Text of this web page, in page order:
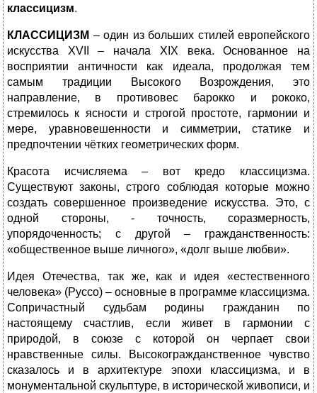
классицизм.
КЛАССИЦИЗМ – один из больших стилей европейского
искусства XVII – начала ХIХ века. Основанное на
восприятии античности как идеала, продолжая тем
самым традиции Высокого Возрождения, это
направление, в противовес барокко и рококо,
стремилось к ясности и строгой простоте, гармонии и
мере, уравновешенности и симметрии, статике и
предпочтении чётких геометрических форм.
Красота исчисляема – вот кредо классицизма.
Существуют законы, строго соблюдая которые можно
создать совершенное произведение искусства. Это, с
одной стороны, - точность, соразмерность,
упорядоченность; с другой – гражданственность:
«общественное выше личного», «долг выше любви».
Идея Отечества, так же, как и идея «естественного
человека» (Руссо) – основные в программе классицизма.
Сопричастный судьбам родины гражданин по
настоящему счастлив, если живет в гармонии с
природой, в союзе с которой он черпает свои
нравственные силы. Высокогражданственное чувство
сказалось и в архитектуре эпохи классицизма, и в
монументальной скульптуре, в исторической живописи, и